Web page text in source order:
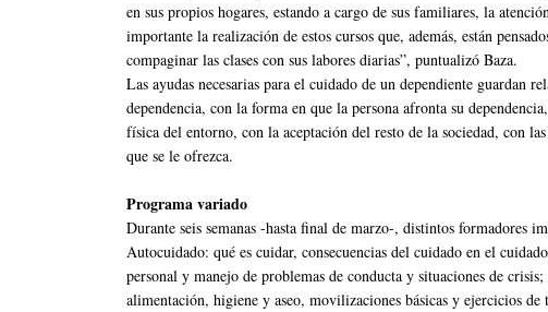
en sus propios hogares, estando a cargo de sus familiares, la
importante la realización de estos cursos que, además, están
compaginar las clases con sus labores diarias”, puntualizó Baza.
Las ayudas necesarias para el cuidado de un dependiente guardan
dependencia, con la forma en que la persona afronta su
física del entorno, con la aceptación del resto de la sociedad, con
que se le ofrezca.
Programa variado
Durante seis semanas -hasta final de marzo-, distintos formadores
Autocuidado: qué es cuidar, consecuencias del cuidado en el
personal y manejo de problemas de conducta y situaciones de
alimentación, higiene y aseo, movilizaciones básicas y ejercicios